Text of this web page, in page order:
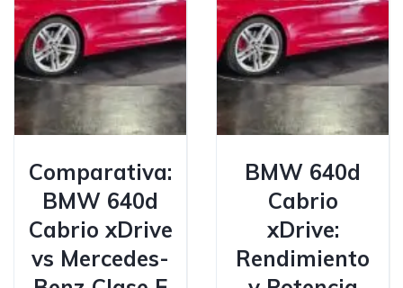
Comparativa:
BMW 640d
Cabrio xDrive
vs Mercedes-
BMW 640d
Cabrio
xDrive:
Rendimiento